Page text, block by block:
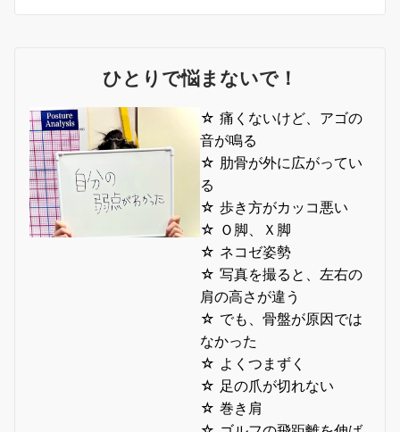
ひとりで悩まないで！
☆ 痛くないけど、アゴの
音が鳴る
☆ 肋骨が外に広がってい
る
☆ 歩き方がカッコ悪い
☆ Ｏ脚、Ｘ脚
☆ ネコゼ姿勢
☆ 写真を撮ると、左右の
肩の高さが違う
☆ でも、骨盤が原因では
なかった
☆ よくつまずく
☆ 足の爪が切れない
☆ 巻き肩